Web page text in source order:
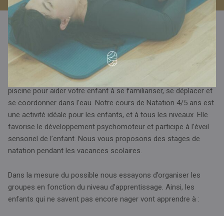
L'activité Natation 4/5 ans
De 4 à 5 ans, profitez de notre espace aquatique et de notre
piscine pour aider votre enfant à se familiariser, se déplacer et
se coordonner dans l’eau. Notre cours de Natation 4/5 ans est
une activité idéale pour les enfants, et à tous les niveaux. Elle
favorise le développement psychomoteur et participe à l’éveil
sensoriel de l’enfant. Nous vous proposons des stages de
natation pendant les vacances scolaires.
Dans la mesure du possible nous essayons d’organiser les
groupes en fonction du niveau d’apprentissage. Ainsi, les
enfants qui ne savent pas encore nager vont apprendre à :